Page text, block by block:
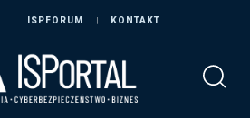
ISPFORUM KONTAKT